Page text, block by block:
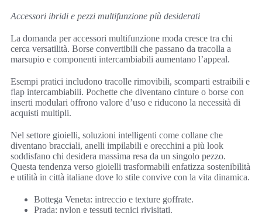
Accessori ibridi e pezzi multifunzione più desiderati
La domanda per accessori multifunzione moda cresce tra chi
cerca versatilità. Borse convertibili che passano da tracolla a
marsupio e componenti intercambiabili aumentano l’appeal.
Esempi pratici includono tracolle rimovibili, scomparti estraibili e
flap intercambiabili. Pochette che diventano cinture o borse con
inserti modulari offrono valore d’uso e riducono la necessità di
acquisti multipli.
Nel settore gioielli, soluzioni intelligenti come collane che
diventano bracciali, anelli impilabili e orecchini a più look
soddisfano chi desidera massima resa da un singolo pezzo.
Questa tendenza verso gioielli trasformabili enfatizza sostenibilità
e utilità in città italiane dove lo stile convive con la vita dinamica.
Bottega Veneta: intreccio e texture goffrate.
Prada: nylon e tessuti tecnici rivisitati.